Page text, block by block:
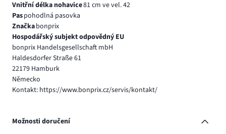
Vnitřní délka nohavice81 cm ve vel. 42
Paspohodlná pasovka
Značkabonprix
Hospodářský subjekt odpovědný EU
bonprix Handelsgesellschaft mbH
Haldesdorfer Straße 61
22179 Hamburk
Německo
Kontakt: https://www.bonprix.cz/servis/kontakt/
Možnosti doručení